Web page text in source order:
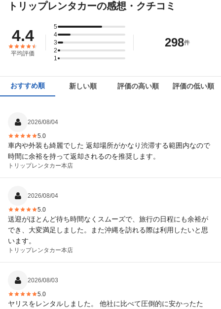
トリップレンタカーの感想・クチコミ
4.4
平均評価
5
4
3
2
1
298件
おすすめ順 新しい順 評価の高い順 評価の低い順
2026/08/04
5.0
車内や外装も綺麗でした 返却場所がかなり渋滞する範囲内なので
時間に余裕を持って返却されるのを推奨します。
トリップレンタカー本店
2026/08/04
5.0
送迎がほとんど待ち時間なくスムーズで、旅行の日程にも余裕が
でき、大変満足しました。また沖縄を訪れる際は利用したいと思
います。
トリップレンタカー本店
2026/08/03
5.0
ヤリスをレンタルしました。 他社に比べて圧倒的に安かったた